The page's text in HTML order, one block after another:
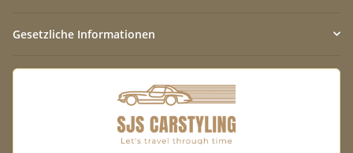
Gesetzliche Informationen